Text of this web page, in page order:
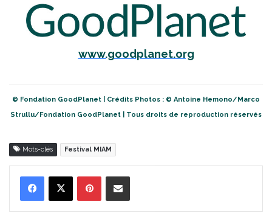
www.goodplanet.org
© Fondation GoodPlanet | Crédits Photos : © Antoine Hemono/Marco
Strullu/Fondation GoodPlanet | Tous droits de reproduction réservés
Mots-clés Festival MIAM